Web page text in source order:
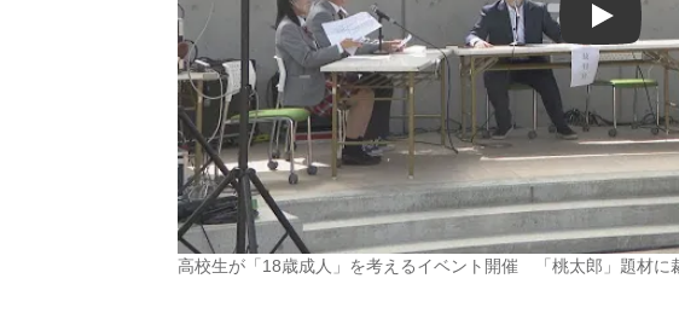
Play
高校生が「18歳成人」を考えるイベント開催 「桃太郎」題材